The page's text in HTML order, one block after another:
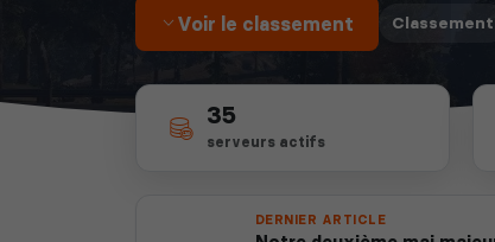
Voir le classement Classement
35
serveurs actifs
DERNIER ARTICLE